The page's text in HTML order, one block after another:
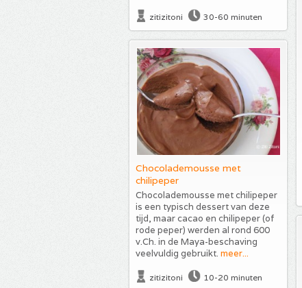
zitizitoni 30-60 minuten
Chocolademousse met
chilipeper
Chocolademousse met chilipeper
is een typisch dessert van deze
tijd, maar cacao en chilipeper (of
rode peper) werden al rond 600
v.Ch. in de Maya-beschaving
veelvuldig gebruikt. meer...
zitizitoni 10-20 minuten